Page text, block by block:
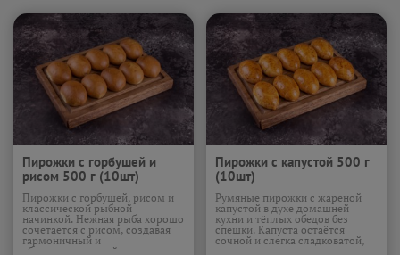
Пирожки с горбушей и
рисом 500 г (10шт)
Пирожки с горбушей, рисом и
классической рыбной
начинкой. Нежная рыба хорошо
сочетается с рисом, создавая
гармоничный и
сбалансированный вкус.
Пирожки с капустой 500 г
(10шт)
Румяные пирожки с жареной
капустой в духе домашней
кухни и тёплых обедов без
спешки. Капуста остаётся
сочной и слегка сладковатой,